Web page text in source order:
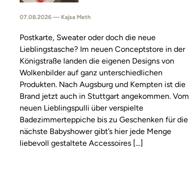
07.08.2026 — Kajsa Meth
Postkarte, Sweater oder doch die neue
Lieblingstasche? Im neuen Conceptstore in der
Königstraße landen die eigenen Designs von
Wolkenbilder auf ganz unterschiedlichen
Produkten. Nach Augsburg und Kempten ist die
Brand jetzt auch in Stuttgart angekommen. Vom
neuen Lieblingspulli über verspielte
Badezimmerteppiche bis zu Geschenken für die
nächste Babyshower gibt’s hier jede Menge
liebevoll gestaltete Accessoires […]